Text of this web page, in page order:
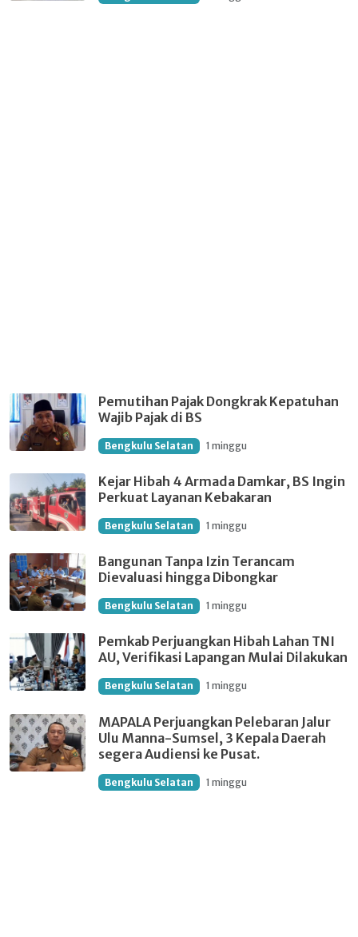
Pemutihan Pajak Dongkrak Kepatuhan
Wajib Pajak di BS
Bengkulu Selatan 1 minggu
Kejar Hibah 4 Armada Damkar, BS Ingin
Perkuat Layanan Kebakaran
Bengkulu Selatan 1 minggu
Bangunan Tanpa Izin Terancam
Dievaluasi hingga Dibongkar
Bengkulu Selatan 1 minggu
Pemkab Perjuangkan Hibah Lahan TNI
AU, Verifikasi Lapangan Mulai Dilakukan
Bengkulu Selatan 1 minggu
MAPALA Perjuangkan Pelebaran Jalur
Ulu Manna-Sumsel, 3 Kepala Daerah
segera Audiensi ke Pusat.
Bengkulu Selatan 1 minggu